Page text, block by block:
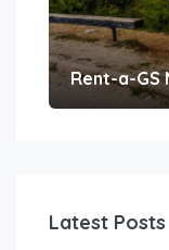
Rent-a-GS
Latest Posts